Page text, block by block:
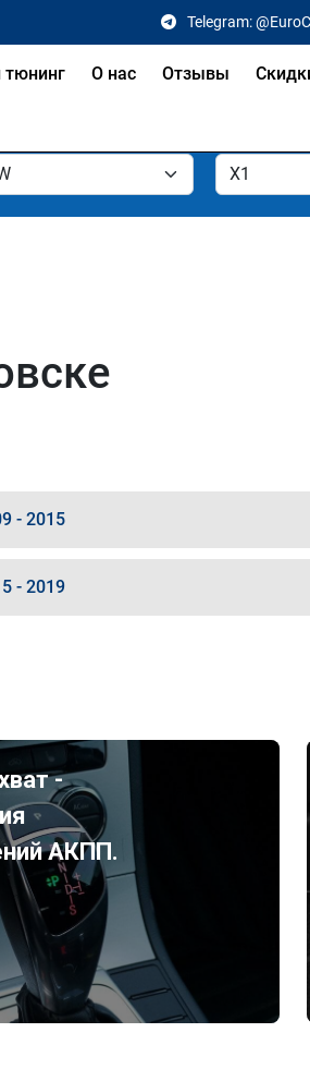
Telegram:
тюнинг О нас Отзывы
- 2015
- 2019
-
АКПП.